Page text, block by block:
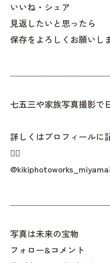
いいね・シェア
見返したいと思ったら
保存をよろしくお願いし
七五三や家族写真撮影で
詳しくはプロフィールに
👇🏻
写真は未来の宝物
フォロー&コメント